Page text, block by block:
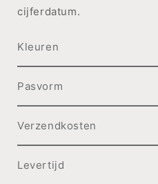
cijferdatum.
Kleuren
Pasvorm
Verzendkosten
Levertijd